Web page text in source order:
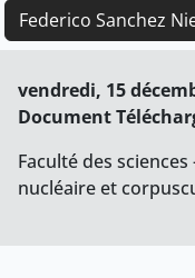
Federico Sanchez
vendredi, 15
Document
Faculté des
nucléaire et